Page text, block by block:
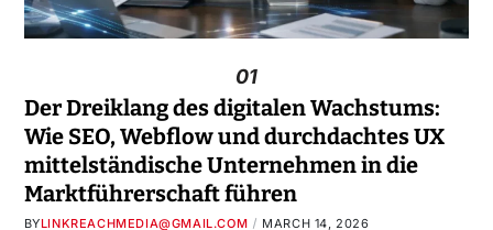
01
Der Dreiklang des digitalen Wachstums:
Wie SEO, Webflow und durchdachtes UX
mittelständische Unternehmen in die
Marktführerschaft führen
BYLINKREACHMEDIA@GMAIL.COM MARCH 14, 2026